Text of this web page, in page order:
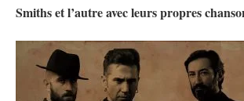
Smiths et l’autre avec leurs propres